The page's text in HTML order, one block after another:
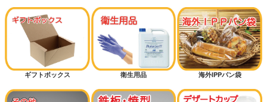
ギフトボックス 衛生用品 海外IPPパン袋